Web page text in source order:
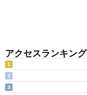
アクセスランキング
1
2
3